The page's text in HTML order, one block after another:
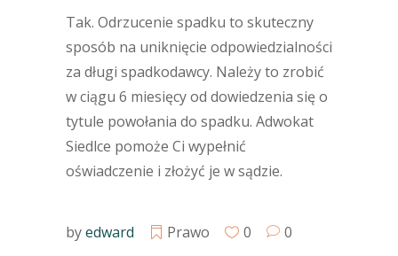
Tak. Odrzucenie spadku to skuteczny
sposób na uniknięcie odpowiedzialności
za długi spadkodawcy. Należy to zrobić
w ciągu 6 miesięcy od dowiedzenia się o
tytule powołania do spadku. Adwokat
Siedlce pomoże Ci wypełnić
oświadczenie i złożyć je w sądzie.
byedward Prawo 0 0